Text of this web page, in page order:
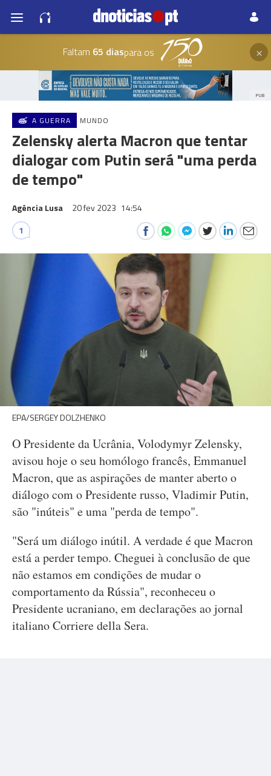
Faltam 65 diaspara os ×
PUB
A GUERRA MUNDO
Zelensky alerta Macron que tentar
dialogar com Putin será "uma perda
de tempo"
Agência Lusa 20 fev 2023 14:54
1
EPA/SERGEY DOLZHENKO
O Presidente da Ucrânia, Volodymyr Zelensky,
avisou hoje o seu homólogo francês, Emmanuel
Macron, que as aspirações de manter aberto o
diálogo com o Presidente russo, Vladimir Putin,
são "inúteis" e uma "perda de tempo".
"Será um diálogo inútil. A verdade é que Macron
está a perder tempo. Cheguei à conclusão de que
não estamos em condições de mudar o
comportamento da Rússia", reconheceu o
Presidente ucraniano, em declarações ao jornal
italiano Corriere della Sera.